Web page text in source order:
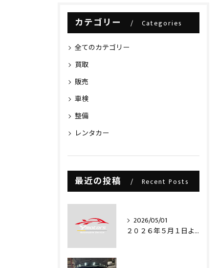
カテゴリー Categories
全てのカテゴリー
買取
販売
車検
整備
レンタカー
最近の投稿 Recent Posts
2026/05/01
２０２６年５月１日より・・・